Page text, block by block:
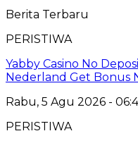
Berita Terbaru
PERISTIWA
Yabby Casino No
Nederland Get Bonus
Rabu, 5 Agu 2026 -
PERISTIWA